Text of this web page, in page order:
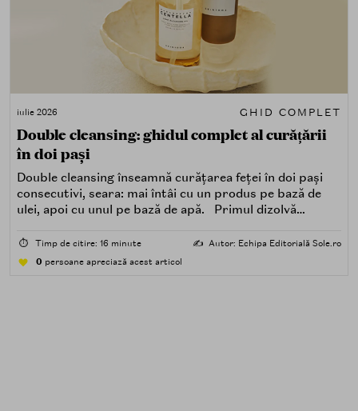
iulie 2026 GHID COMPLET
Double cleansing: ghidul complet al curățării
în doi pași
Double cleansing înseamnă curățarea feței în doi pași
consecutivi, seara: mai întâi cu un produs pe bază de
ulei, apoi cu unul pe bază de apă. Primul dizolvă
poluare. Al doilea îndepărtează impuritățile solubile în
⏱️ Timp de citire: 16 minute ✍️ Autor: Echipa Editorială Sole.ro
0 persoane apreciază acest articol